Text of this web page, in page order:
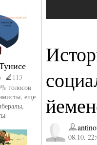
113
голосов
еще
08.10.